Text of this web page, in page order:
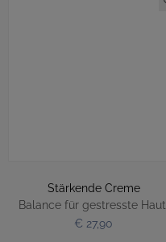
Stärkende Creme
Balance für gestresste Haut.
€ 27,90